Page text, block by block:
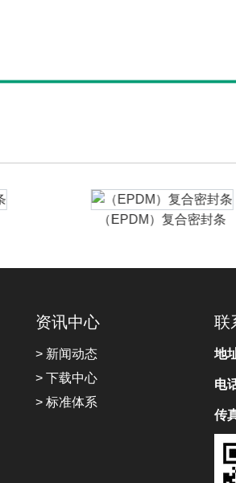
（EPDM）复合密封条
资讯中心
> 新闻动态
> 下载中心
> 标准体系
联
地
电
传